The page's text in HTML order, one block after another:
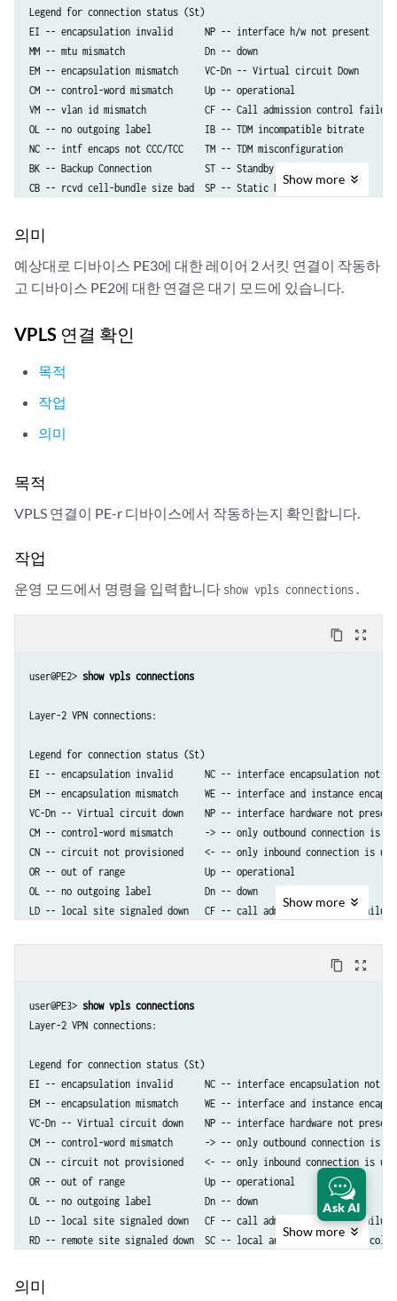
Legend for connection status (St)
EI -- encapsulation invalid      NP -- interface h/w not present
MM -- mtu mismatch               Dn -- down
EM -- encapsulation mismatch     VC-Dn -- Virtual circuit Down
CM -- control-word mismatch      Up -- operational
VM -- vlan id mismatch           CF -- Call admission control failure
OL -- no outgoing label          IB -- TDM incompatible bitrate
NC -- intf encaps not CCC/TCC    TM -- TDM misconfiguration
BK -- Backup Connection          ST -- Standby Connection
CB -- rcvd cell-bundle size bad  SP -- Static Pseudowire
RD -- remote site signaled down  XX -- unknown
Legend for interface status
Up -- operational
Neighbor: 10.255.14.216
Interface                 Type  St     Time last up          #
ge-2/0/5.601(vc 601)      rmt   Up     Oct  9 16:28:58 2012
      Remote PE: 10.255.14.216, Negotiated control-word: No
      Incoming label: 299904, Outgoing label: 800001
      Local interface: ge-2/0/5.601, Status: Up, Encapsulation: VLAN
Interface                 Type  St     Time last up          #
Show more
의미
예상대로 디바이스 PE3에 대한 레이어 2 서킷 연결이 작동하
고 디바이스 PE2에 대한 연결은 대기 모드에 있습니다.
VPLS 연결 확인
목적
작업
의미
목적
VPLS 연결이 PE-r 디바이스에서 작동하는지 확인합니다.
작업
운영 모드에서 명령을 입력합니다 show vpls connections
content_copy zoom_out_map
user@PE2> show vpls connections
Layer-2 VPN connections:
Legend for connection status (St)
EI -- encapsulation invalid      NC -- interface encapsulation not CCC/
EM -- encapsulation mismatch     WE -- interface and instance encaps
VC-Dn -- Virtual circuit down    NP -- interface hardware not
CM -- control-word mismatch      -> -- only outbound connection is up
CN -- circuit not provisioned    <- -- only inbound connection is up
OR -- out of range               Up -- operational
OL -- no outgoing label          Dn -- down
LD -- local site signaled down   CF -- call admission control
RN -- remote site not designated RM -- remote site ID not minimum
MM -- MTU mismatch               MI -- Mesh-Group ID not available
BK -- Backup connection          ST -- Standby connection
RS -- remote site standby        SN -- Static Neighbor
LB -- Local site not best-site   RB -- Remote site not best-site
VM -- VLAN ID mismatch
Legend for interface status
Up -- operational
Dn -- down
Instance: customer
  VPLS-id: 601
10.255.14.217(vpls-id 601) rmt  Up     Oct  9 16:29:02 2012
Show more
content_copy zoom_out_map
user@PE3> show vpls connections
Layer-2 VPN connections:
Legend for connection status (St)
EI -- encapsulation invalid      NC -- interface encapsulation not CCC/
EM -- encapsulation mismatch     WE -- interface and instance encaps
VC-Dn -- Virtual circuit down    NP -- interface hardware not
CM -- control-word mismatch      -> -- only outbound connection is up
CN -- circuit not provisioned    <- -- only inbound connection is up
OR -- out of range               Up -- operational
OL -- no outgoing label          Dn -- down
LD -- local site signaled down   CF -- call admission control
RD -- remote site signaled down  SC -- local and remote site ID
RN -- remote site not designated RM -- remote site ID not minimum
Show more
의미
Ask AI